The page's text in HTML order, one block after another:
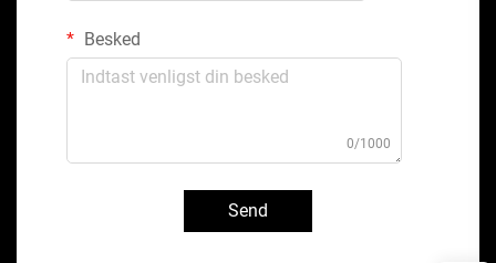
Besked
0/1000
Send